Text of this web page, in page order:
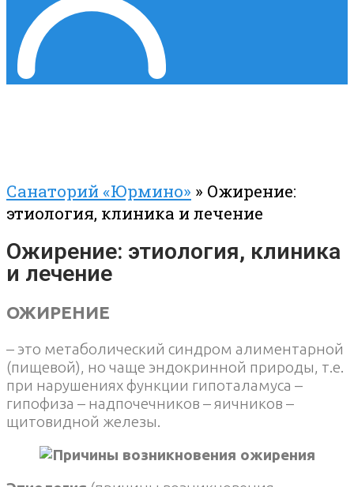
Санаторий «Юрмино» » Ожирение:
этиология, клиника и лечение
Ожирение: этиология, клиника
и лечение
ОЖИРЕНИЕ
– это метаболический синдром алиментарной
(пищевой), но чаще эндокринной природы, т.е.
при нарушениях функции гипоталамуса –
гипофиза – надпочечников – яичников –
щитовидной железы.